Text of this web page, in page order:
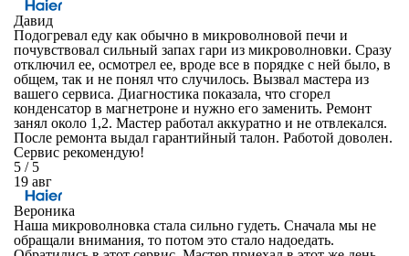
Давид
Подогревал еду как обычно в микроволновой печи и
почувствовал сильный запах гари из микроволновки. Сразу
отключил ее, осмотрел ее, вроде все в порядке с ней было, в
общем, так и не понял что случилось. Вызвал мастера из
вашего сервиса. Диагностика показала, что сгорел
конденсатор в магнетроне и нужно его заменить. Ремонт
занял около 1,2. Мастер работал аккуратно и не отвлекался.
После ремонта выдал гарантийный талон. Работой доволен.
Сервис рекомендую!
5 / 5
19 авг
Вероника
Наша микроволновка стала сильно гудеть. Сначала мы не
обращали внимания, то потом это стало надоедать.